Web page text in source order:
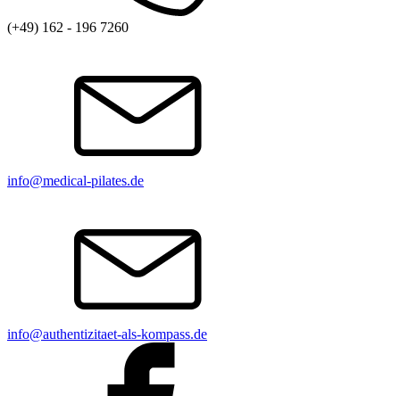
(+49) 162 - 196 7260
info@medical-pilates.de
info@authentizitaet-als-kompass.de